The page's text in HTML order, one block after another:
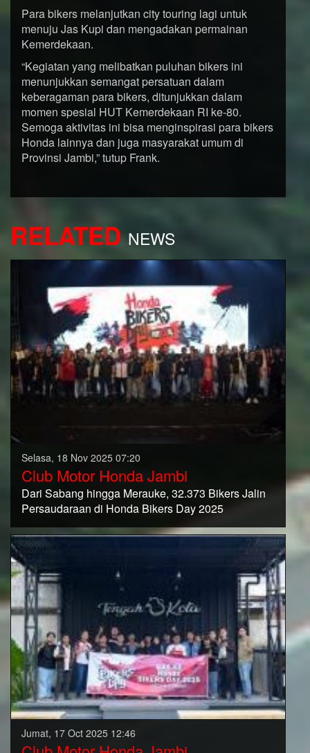
Para bikers melanjutkan city touring lagi untuk
menuju Jas Kupi dan mengadakan permainan
Kemerdekaan.
“Kegiatan yang melibatkan puluhan bikers ini
menunjukkan semangat persatuan dalam
keberagaman para bikers, ditunjukkan dalam
momen spesial HUT Kemerdekaan RI ke-80.
Semoga aktivitas ini bisa menginspirasi para bikers
Honda lainnya dan juga masyarakat umum di
Provinsi Jambi,” tutup Frank.
RELATED NEWS
Selasa, 18 Nov 2025 07:20
Club Motor Honda Jambi
Dari Sabang hingga Merauke, 32.373 Bikers Jalin
Persaudaraan di Honda Bikers Day 2025
Jumat, 17 Oct 2025 12:46